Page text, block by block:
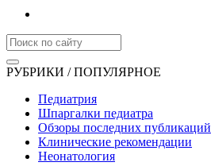
РУБРИКИ / ПОПУЛЯРНОЕ
Педиатрия
Шпаргалки педиатра
Обзоры последних публикаций
Клинические рекомендации
Неонатология